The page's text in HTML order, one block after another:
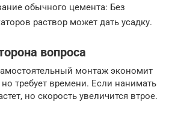
обычного цемента: Без
раствор может дать усадку.
вопроса
монтаж экономит
требует времени. Если нанимать
но скорость увеличится втрое.